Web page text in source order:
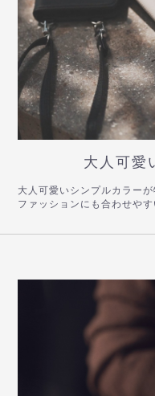
大人可愛
大人可愛いシンプルカラー
ファッションにも合わせやす